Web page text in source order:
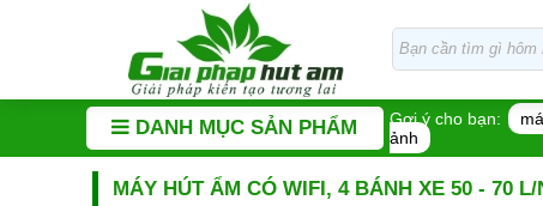
DANH MỤC SẢN PHẨM Gợi ý cho bạn:
ảnh
MÁY HÚT ẨM CÓ WIFI, 4 BÁNH XE 50 - 70 L/